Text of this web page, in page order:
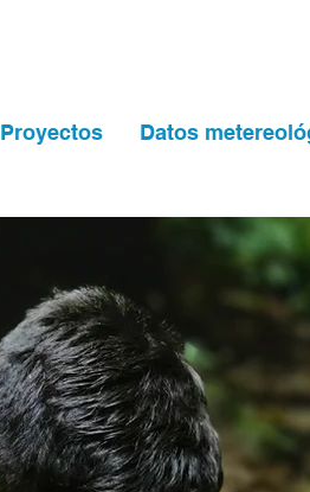
Proyectos Datos